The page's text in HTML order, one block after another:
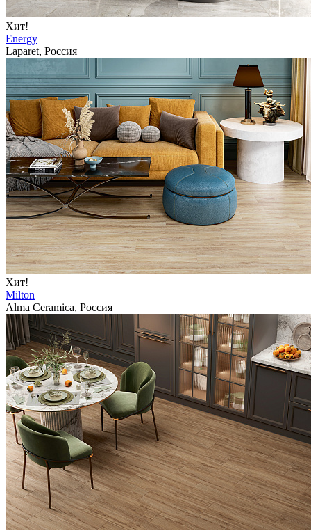
Хит!
Energy
Laparet, Россия
Хит!
Milton
Alma Ceramica, Россия